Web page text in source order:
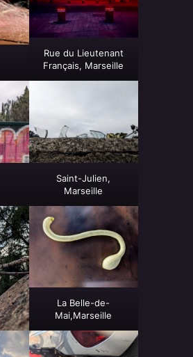
Rue du Lieutenant
Français, Marseille
Saint-Julien,
Marseille
La Belle-de-
Mai,Marseille